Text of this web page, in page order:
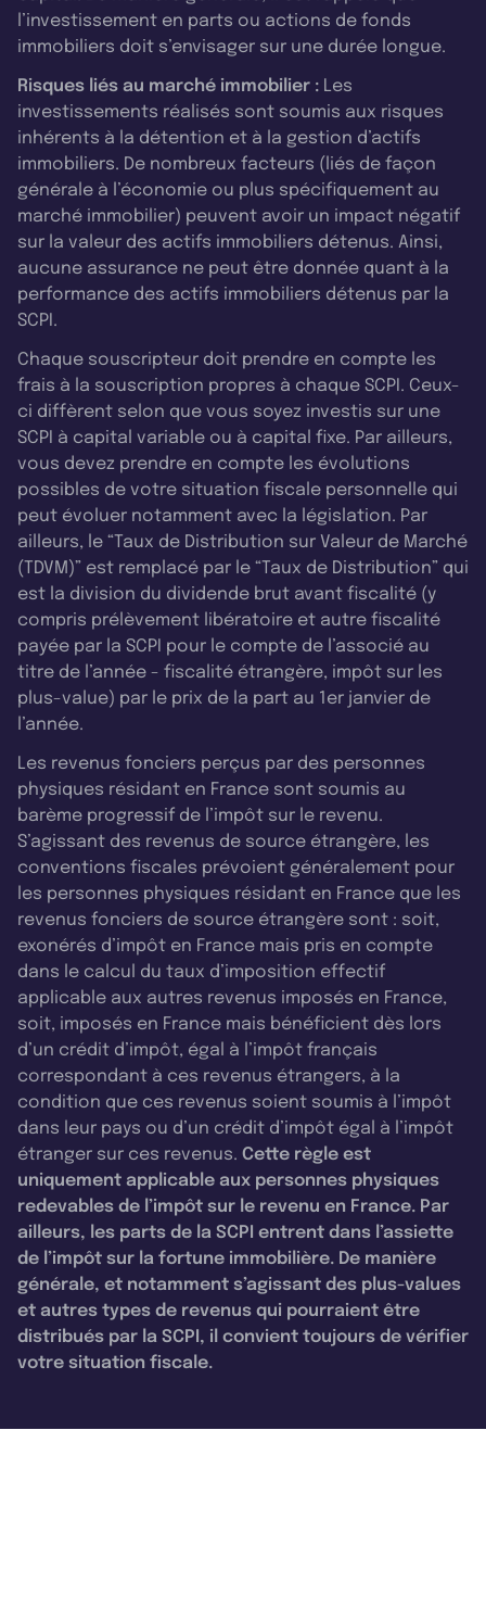
l’investissement en parts ou actions de fonds
immobiliers doit s’envisager sur une durée longue.
Risques liés au marché immobilier : Les
investissements réalisés sont soumis aux risques
inhérents à la détention et à la gestion d’actifs
immobiliers. De nombreux facteurs (liés de façon
générale à l’économie ou plus spécifiquement au
marché immobilier) peuvent avoir un impact négatif
sur la valeur des actifs immobiliers détenus. Ainsi,
aucune assurance ne peut être donnée quant à la
performance des actifs immobiliers détenus par la
SCPI.
Chaque souscripteur doit prendre en compte les
frais à la souscription propres à chaque SCPI. Ceux-
ci diffèrent selon que vous soyez investis sur une
SCPI à capital variable ou à capital fixe. Par ailleurs,
vous devez prendre en compte les évolutions
possibles de votre situation fiscale personnelle qui
peut évoluer notamment avec la législation. Par
ailleurs, le “Taux de Distribution sur Valeur de Marché
(TDVM)” est remplacé par le “Taux de Distribution” qui
est la division du dividende brut avant fiscalité (y
compris prélèvement libératoire et autre fiscalité
payée par la SCPI pour le compte de l’associé au
titre de l’année - fiscalité étrangère, impôt sur les
plus-value) par le prix de la part au 1er janvier de
l’année.
Les revenus fonciers perçus par des personnes
physiques résidant en France sont soumis au
barème progressif de l’impôt sur le revenu.
S’agissant des revenus de source étrangère, les
conventions fiscales prévoient généralement pour
les personnes physiques résidant en France que les
revenus fonciers de source étrangère sont : soit,
exonérés d’impôt en France mais pris en compte
dans le calcul du taux d’imposition effectif
applicable aux autres revenus imposés en France,
soit, imposés en France mais bénéficient dès lors
d’un crédit d’impôt, égal à l’impôt français
correspondant à ces revenus étrangers, à la
condition que ces revenus soient soumis à l’impôt
dans leur pays ou d’un crédit d’impôt égal à l’impôt
étranger sur ces revenus. Cette règle est
uniquement applicable aux personnes physiques
redevables de l’impôt sur le revenu en France. Par
ailleurs, les parts de la SCPI entrent dans l’assiette
de l’impôt sur la fortune immobilière. De manière
générale, et notamment s’agissant des plus-values
et autres types de revenus qui pourraient être
distribués par la SCPI, il convient toujours de vérifier
votre situation fiscale.